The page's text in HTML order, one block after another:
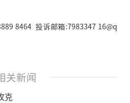
8464 投诉邮箱:7983347 16@q
关新闻
克